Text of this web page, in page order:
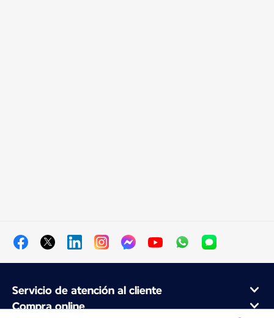
Servicio de atención al cliente
Compra online